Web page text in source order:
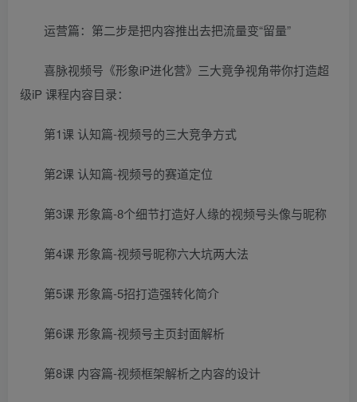
运营篇：第二步是把内容推出去把流量变“留量”
喜脉视频号《形象iP进化营》三大竟争视角带你打造超
级iP 课程内容目录：
第1课 认知篇-视频号的三大竞争方式
第2课 认知篇-视频号的赛道定位
第3课 形象篇-8个细节打造好人缘的视频号头像与昵称
第4课 形象篇-视频号昵称六大坑两大法
第5课 形象篇-5招打造强转化简介
第6课 形象篇-视频号主页封面解析
第8课 内容篇-视频框架解析之内容的设计